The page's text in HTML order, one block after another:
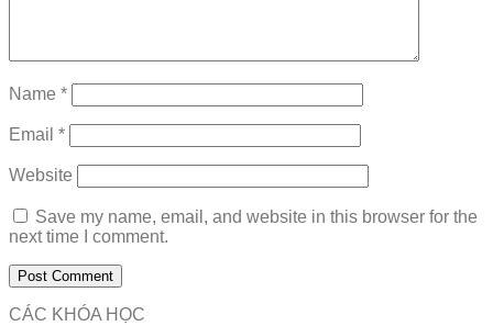
Name *
Email *
Website
Save my name, email, and website in this browser for the
next time I comment.
CÁC KHÓA HỌC